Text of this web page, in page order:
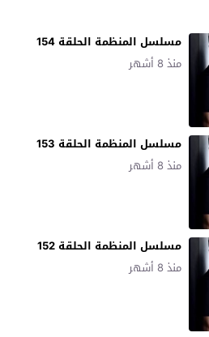
مسلسل المنظمة الحلقة 154
منذ 8 أشهر
مسلسل المنظمة الحلقة 153
منذ 8 أشهر
مسلسل المنظمة الحلقة 152
منذ 8 أشهر